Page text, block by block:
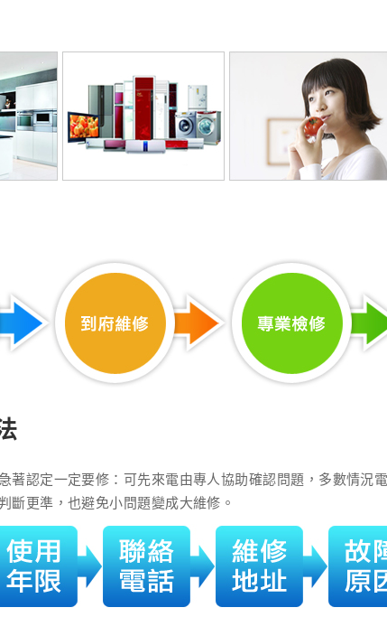
著認定一定要修：可先來電由專人協助確認問題，多數情況
斷更準，也避免小問題變成大維修。